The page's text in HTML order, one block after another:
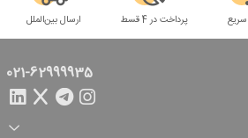
پرداخت در 4 قسط ارسال بین‌الملل
021-62999935